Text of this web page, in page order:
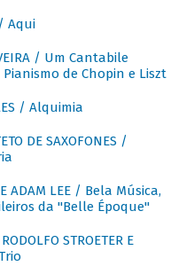
/ Aqui
/ Um Cantabile
de Chopin e Liszt
/ Alquimia
DE SAXOFONES /
ADAM LEE / Bela Música,
da "Belle Époque"
STROETER E